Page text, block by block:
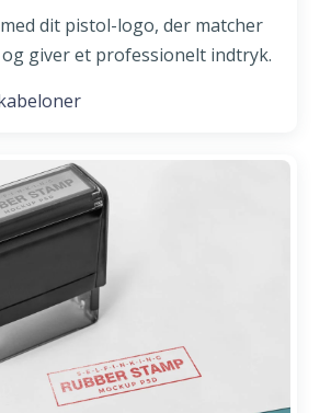
dit pistol-logo, der matcher
giver et professionelt indtryk.